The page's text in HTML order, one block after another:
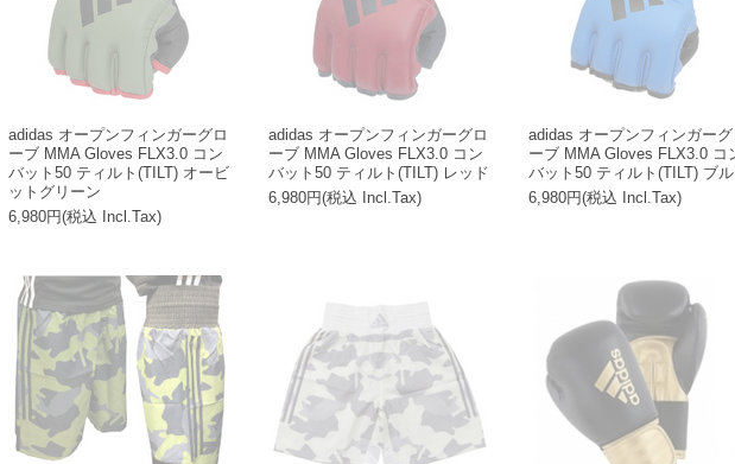
adidas オープンフィンガーグロ
ーブ MMA Gloves FLX3.0 コン
バット50 ティルト(TILT) オービ
ットグリーン
6,980円(税込 Incl.Tax)
adidas オープンフィンガーグロ
ーブ MMA Gloves FLX3.0 コン
バット50 ティルト(TILT) レッド
6,980円(税込 Incl.Tax)
adidas オープンフィンガーグ
ーブ MMA Gloves FLX3.0 コ
バット50 ティルト(TILT) ブ
6,980円(税込 Incl.Tax)